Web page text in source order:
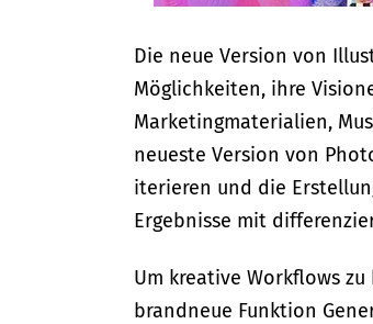
Die neue Version von
Möglichkeiten, ihre
Marketingmaterialien,
neueste Version von
iterieren und die
Ergebnisse mit
Um kreative Workflows
brandneue Funktion